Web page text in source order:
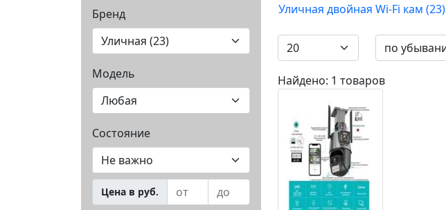
Бренд
Модель
Состояние
Цена в руб.
Уличная двойная Wi-Fi кам (23)
Найдено: 1 товаров